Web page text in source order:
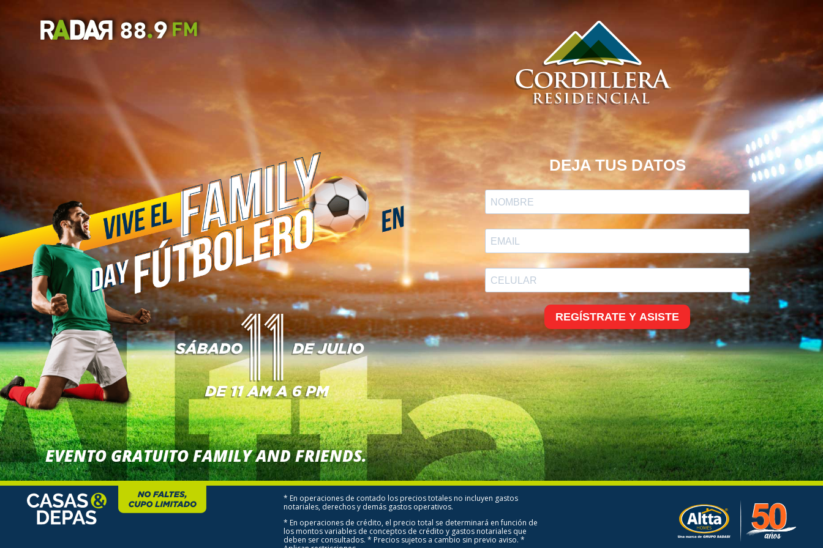
EVENTO GRATUITO FAMILY AND FRIENDS.
* En operaciones de contado los precios totales no incluyen gastos
notariales, derechos y demás gastos operativos.
* En operaciones de crédito, el precio total se determinará en función de
los montos variables de conceptos de crédito y gastos notariales que
deben ser consultados. * Precios sujetos a cambio sin previo aviso. *